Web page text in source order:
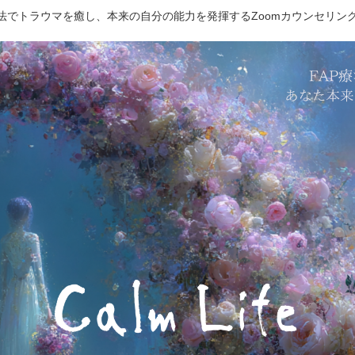
でトラウマを癒し、本来の自分の能力を発揮するZoomカウンセリン